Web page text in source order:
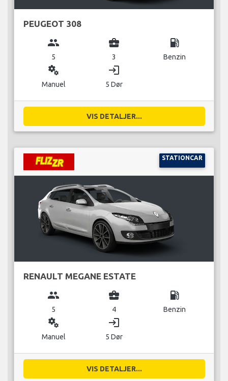
PEUGEOT 308
group
5
business_center
3
local_gas_station
Benzin
miscellaneous_services
Manuel
login
5 Dør
VIS DETALJER...
STATIONCAR
RENAULT MEGANE ESTATE
group
5
business_center
4
local_gas_station
Benzin
miscellaneous_services
Manuel
login
5 Dør
VIS DETALJER...